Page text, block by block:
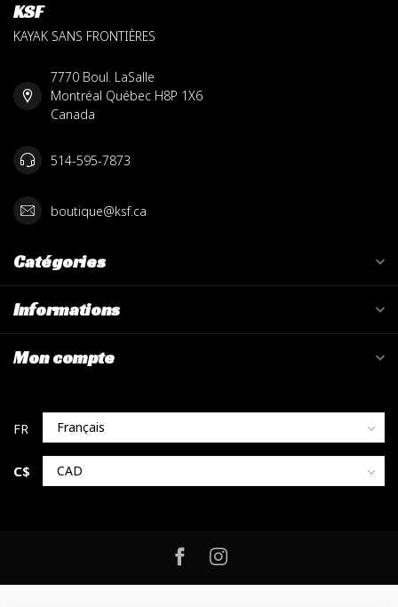
KSF
KAYAK SANS FRONTIÈRES
7770 Boul. LaSalle
Montréal Québec H8P 1X6
Canada
514-595-7873
boutique@ksf.ca
Catégories
Informations
Mon compte
C$